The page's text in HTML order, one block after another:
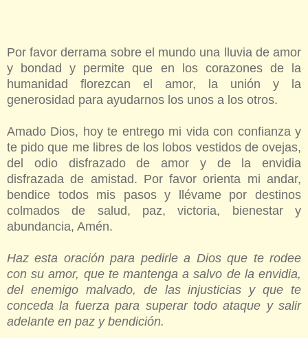
Por favor derrama sobre el mundo una lluvia de amor
y bondad y permite que en los corazones de la
humanidad florezcan el amor, la unión y la
generosidad para ayudarnos los unos a los otros.
Amado Dios, hoy te entrego mi vida con confianza y
te pido que me libres de los lobos vestidos de ovejas,
del odio disfrazado de amor y de la envidia
disfrazada de amistad. Por favor orienta mi andar,
bendice todos mis pasos y llévame por destinos
colmados de salud, paz, victoria, bienestar y
abundancia, Amén.
Haz esta oración para pedirle a Dios que te rodee
con su amor, que te mantenga a salvo de la envidia,
del enemigo malvado, de las injusticias y que te
conceda la fuerza para superar todo ataque y salir
adelante en paz y bendición.